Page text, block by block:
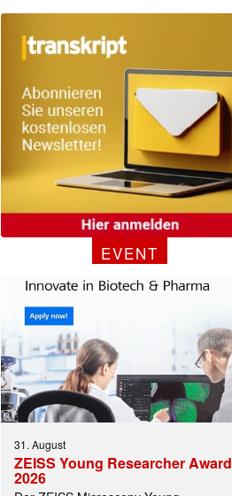
EVENT
31. August
ZEISS Young Researcher Award
2026